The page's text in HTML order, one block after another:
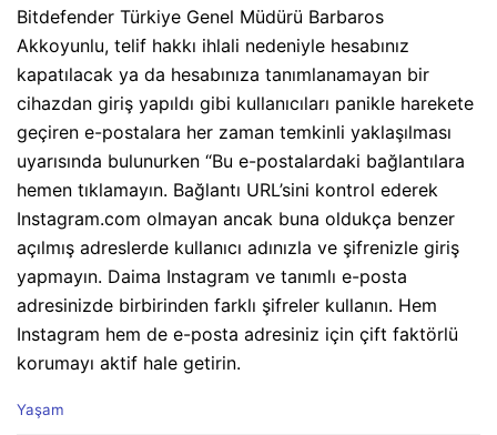
Bitdefender Türkiye Genel Müdürü Barbaros
Akkoyunlu, telif hakkı ihlali nedeniyle hesabınız
kapatılacak ya da hesabınıza tanımlanamayan bir
cihazdan giriş yapıldı gibi kullanıcıları panikle harekete
geçiren e-postalara her zaman temkinli yaklaşılması
uyarısında bulunurken “Bu e-postalardaki bağlantılara
hemen tıklamayın. Bağlantı URL’sini kontrol ederek
Instagram.com olmayan ancak buna oldukça benzer
açılmış adreslerde kullanıcı adınızla ve şifrenizle giriş
yapmayın. Daima Instagram ve tanımlı e-posta
adresinizde birbirinden farklı şifreler kullanın. Hem
Instagram hem de e-posta adresiniz için çift faktörlü
korumayı aktif hale getirin.
C
Yaşam